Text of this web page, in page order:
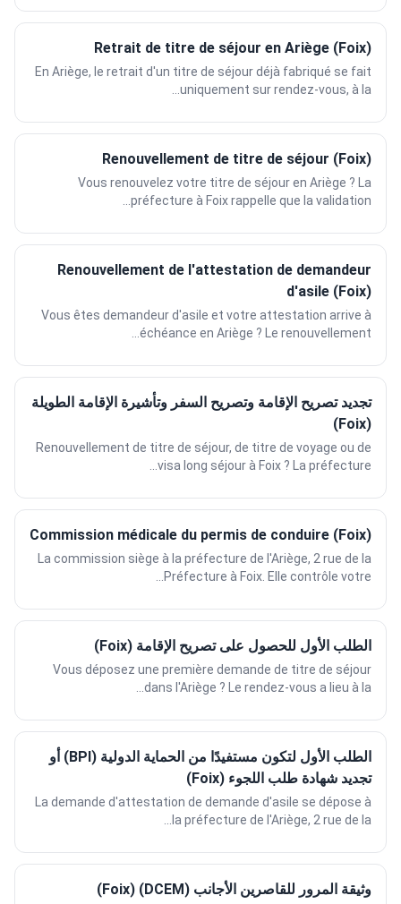
Retrait de titre de séjour en Ariège (Foix)
En Ariège, le retrait d'un titre de séjour déjà fabriqué se fait
uniquement sur rendez-vous, à la...
Renouvellement de titre de séjour (Foix)
Vous renouvelez votre titre de séjour en Ariège ? La
préfecture à Foix rappelle que la validation...
Renouvellement de l'attestation de demandeur
d'asile (Foix)
Vous êtes demandeur d'asile et votre attestation arrive à
échéance en Ariège ? Le renouvellement...
تجديد تصريح الإقامة وتصريح السفر وتأشيرة الإقامة الطويلة
(Foix)
Renouvellement de titre de séjour, de titre de voyage ou de
visa long séjour à Foix ? La préfecture...
Commission médicale du permis de conduire (Foix)
La commission siège à la préfecture de l'Ariège, 2 rue de la
Préfecture à Foix. Elle contrôle votre...
الطلب الأول للحصول على تصريح الإقامة (Foix)
Vous déposez une première demande de titre de séjour
dans l'Ariège ? Le rendez-vous a lieu à la...
الطلب الأول لتكون مستفيدًا من الحماية الدولية (BPI) أو
تجديد شهادة طلب اللجوء (Foix)
La demande d'attestation de demande d'asile se dépose à
la préfecture de l'Ariège, 2 rue de la...
وثيقة المرور للقاصرين الأجانب (DCEM) (Foix)